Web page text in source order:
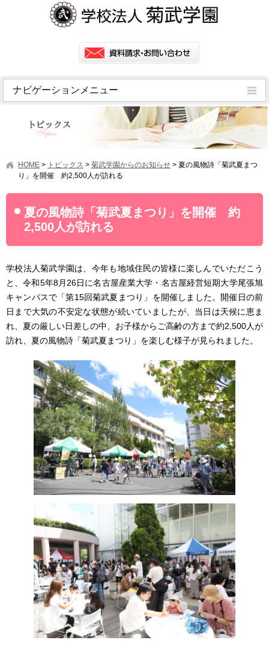
ナビゲーションメニュー
アクセス
情報公開
学園ニュース
HOME > トピックス > 菊武学園からのお知らせ > 夏の風物詩「菊武夏まつ
り」を開催 約2,500人が訪れる
夏の風物詩「菊武夏まつり」を開催 約
2,500人が訪れる
学校法人菊武学園は、今年も地域住民の皆様に楽しんでいただこう
と、令和5年8月26日に名古屋産業大学・名古屋経営短期大学尾張旭
キャンパスで「第15回菊武夏まつり」を開催しました。開催日の前
日まで大気の不安定な状態が続いていましたが、当日は天候に恵ま
れ、夏の厳しい日差しの中、お子様からご高齢の方まで約2,500人が
訪れ、夏の風物詩「菊武夏まつり」を楽しむ様子が見られました。